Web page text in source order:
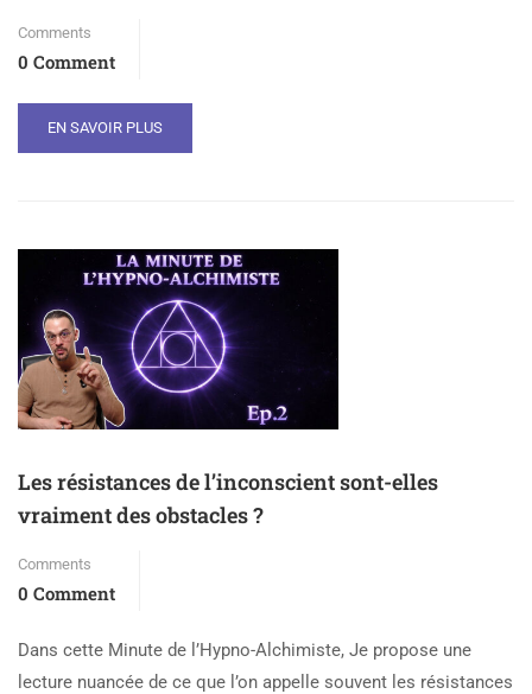
Comments
0 Comment
EN SAVOIR PLUS
Les résistances de l’inconscient sont-elles
vraiment des obstacles ?
Comments
0 Comment
Dans cette Minute de l’Hypno-Alchimiste, Je propose une
lecture nuancée de ce que l’on appelle souvent les résistances